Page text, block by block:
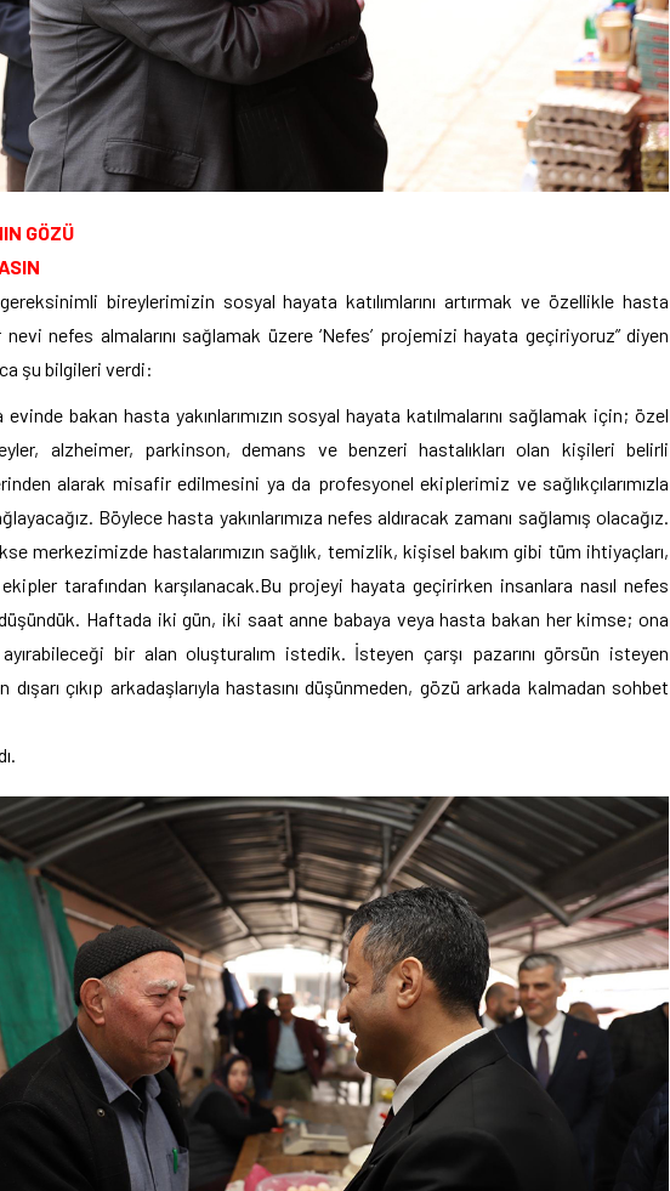
GÖZÜ
bireylerimizin sosyal hayata katılımlarını artırmak ve özellikle hasta
nevi nefes almalarını sağlamak üzere ‘Nefes’ projemizi hayata geçiriyoruz” diyen
şu bilgileri verdi:
evinde bakan hasta yakınlarımızın sosyal hayata katılmalarını sağlamak için; özel
alzheimer, parkinson, demans ve benzeri hastalıkları olan kişileri belirli
alarak misafir edilmesini ya da profesyonel ekiplerimiz ve sağlıkçılarımızla
Böylece hasta yakınlarımıza nefes aldıracak zamanı sağlamış olacağız.
merkezimizde hastalarımızın sağlık, temizlik, kişisel bakım gibi tüm ihtiyaçları,
tarafından karşılanacak.Bu projeyi hayata geçirirken insanlara nasıl nefes
Haftada iki gün, iki saat anne babaya veya hasta bakan her kimse; ona
bir alan oluşturalım istedik. İsteyen çarşı pazarını görsün isteyen
dışarı çıkıp arkadaşlarıyla hastasını düşünmeden, gözü arkada kalmadan sohbet